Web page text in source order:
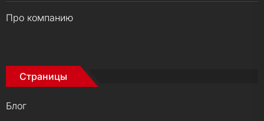
Про компанию
Страницы
Блог